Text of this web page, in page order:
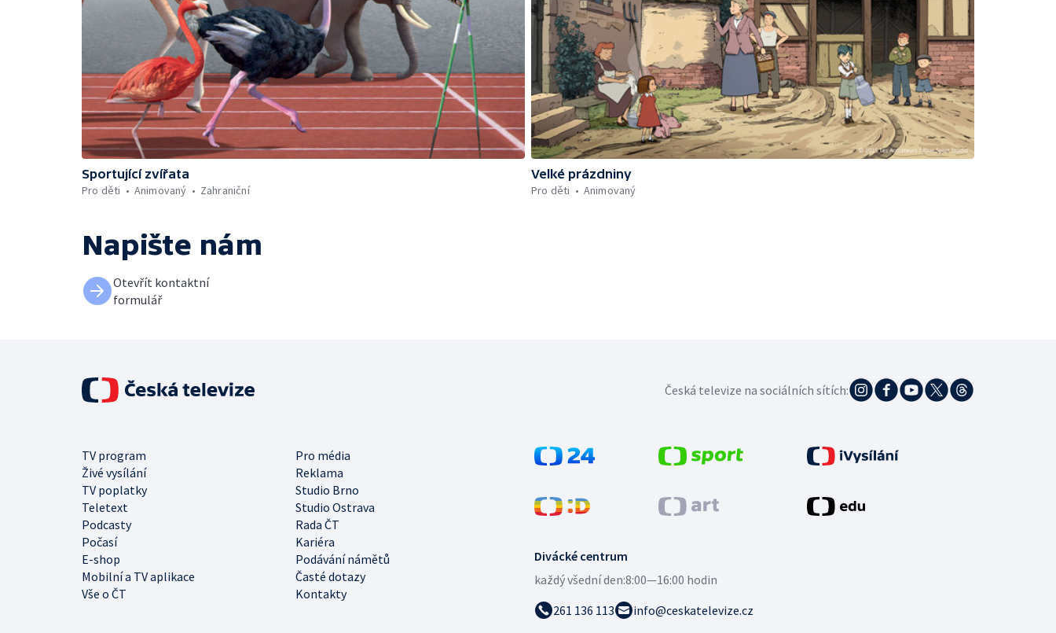
Sportující zvířata
Pro děti
Animovaný Zahraniční
Velké prázdniny
Pro děti
Animovaný
Napište nám
Otevřít kontaktní
formulář
Divácké centrum
každý všední den:8:00—16:00 hodin
261 136 113
info@ceskatelevize.cz
TV program
Pro média
Živé vysílání
Reklama
TV poplatky
Studio Brno
Teletext
Studio Ostrava
Podcasty
Rada ČT
Počasí
Kariéra
E-shop
Podávání námětů
Mobilní a TV aplikace
Časté dotazy
Vše o ČT
Kontakty
Česká televize na sociálních sítích: